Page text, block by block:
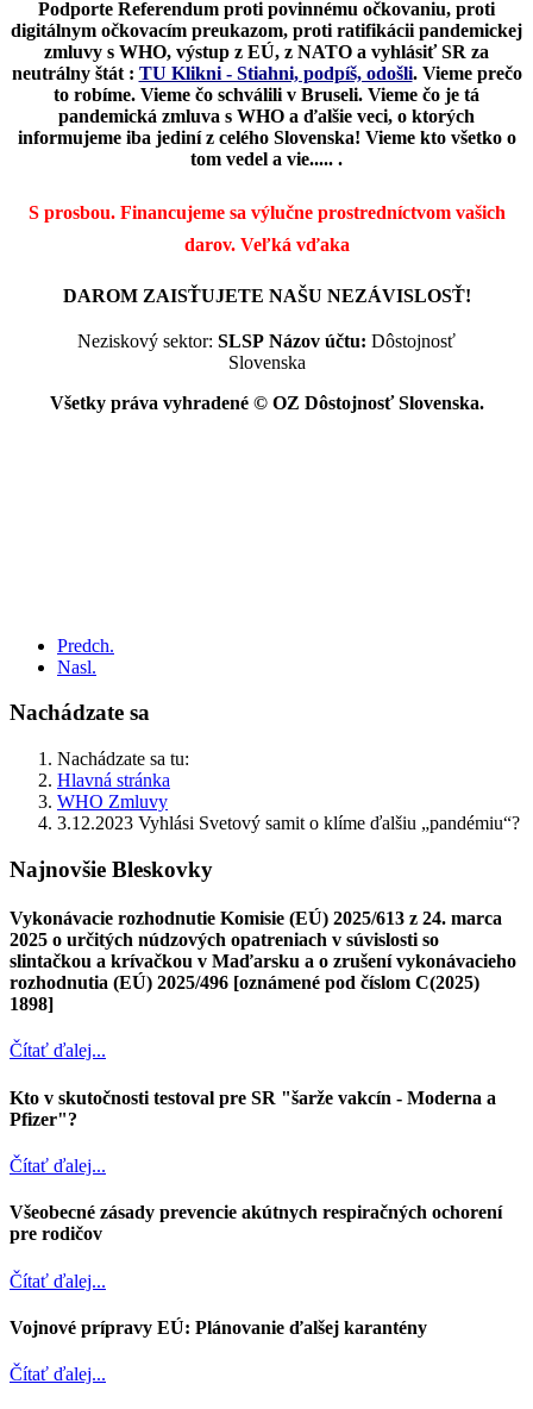
Podporte Referendum proti povinnému očkovaniu, proti
digitálnym očkovacím preukazom, proti ratifikácii pandemickej
zmluvy s WHO, výstup z EÚ, z NATO a vyhlásiť SR za
neutrálny štát : TU Klikni - Stiahni, podpíš, odošli. Vieme prečo
to robíme. Vieme čo schválili v Bruseli. Vieme čo je tá
pandemická zmluva s WHO a ďalšie veci, o ktorých
informujeme iba jediní z celého Slovenska! Vieme kto všetko o
tom vedel a vie..... .
S prosbou. Financujeme sa výlučne prostredníctvom vašich
darov. Veľká vďaka
DAROM ZAISŤUJETE NAŠU NEZÁVISLOSŤ!
Neziskový sektor: SLSP Názov účtu: Dôstojnosť
Slovenska
Všetky práva vyhradené © OZ Dôstojnosť Slovenska.
Predch.
Nasl.
Nachádzate sa
Nachádzate sa tu:
Hlavná stránka
WHO Zmluvy
3.12.2023 Vyhlási Svetový samit o klíme ďalšiu „pandémiu“?
Najnovšie Bleskovky
Vykonávacie rozhodnutie Komisie (EÚ) 2025/613 z 24. marca
2025 o určitých núdzových opatreniach v súvislosti so
slintačkou a krívačkou v Maďarsku a o zrušení vykonávacieho
rozhodnutia (EÚ) 2025/496 [oznámené pod číslom C(2025)
1898]
Čítať ďalej...
Kto v skutočnosti testoval pre SR "šarže vakcín - Moderna a
Pfizer"?
Čítať ďalej...
Všeobecné zásady prevencie akútnych respiračných ochorení
pre rodičov
Čítať ďalej...
Vojnové prípravy EÚ: Plánovanie ďalšej karantény
Čítať ďalej...